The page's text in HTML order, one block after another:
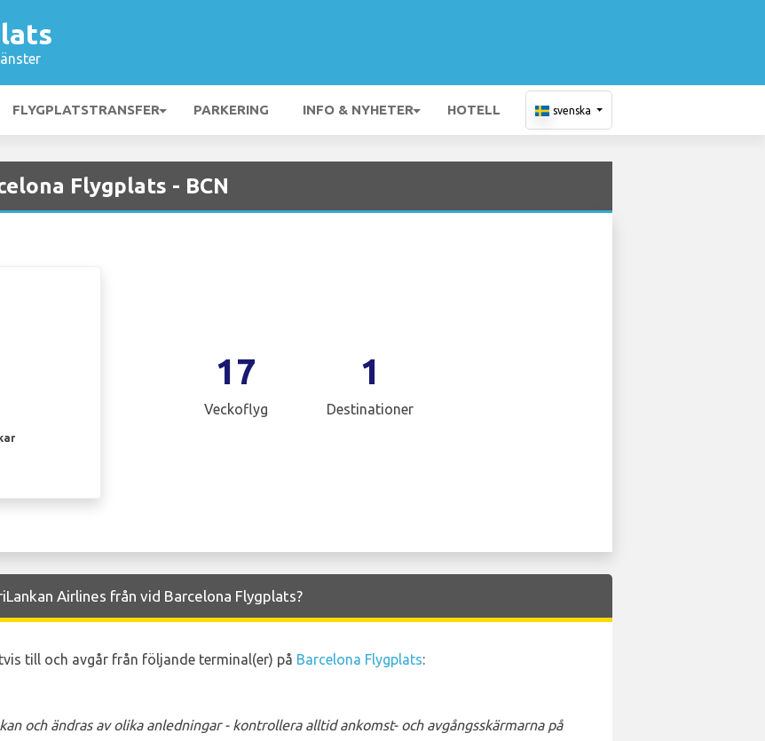
FLYGPLATSTRANSFER PARKERING INFO & NYHETER HOTELL svenska
Flygplats - BCN
17
Veckoflyg
1
Destinationer
Airlines från vid Barcelona Flygplats?
till och avgår från följande terminal(er) på Barcelona Flygplats:
och ändras av olika anledningar - kontrollera alltid ankomst- och avgångsskärmarna på